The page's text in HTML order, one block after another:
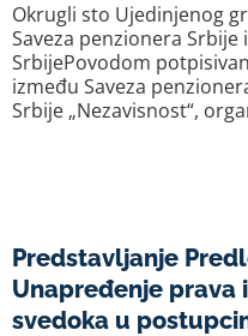
Okrugli sto Ujedinjenog
Saveza penzionera
SrbijePovodom
između Saveza
Srbije „Nezavisnost“,
Predstavljanje
Unapređenje prava
svedoka u